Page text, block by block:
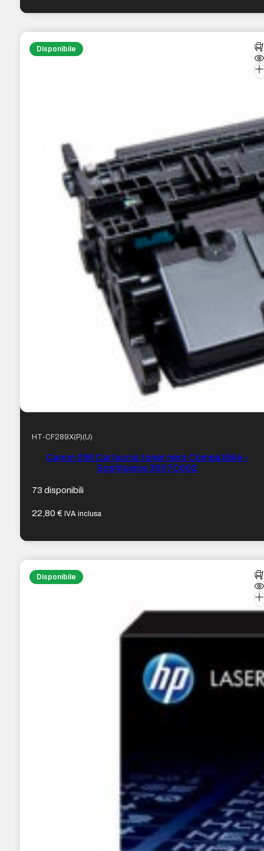
Disponibile
HT-CF289X(P)(U)
Canon 056 Cartuccia toner nero Compatibile –
Sostituisce 3007C002
73 disponibili
22,80€ IVA inclusa
Disponibile